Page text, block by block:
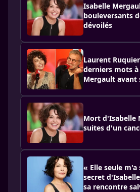
Isabelle
bouleversants
dévoilés
Laurent
derniers mots
Mergault avant
Mort d'Isabelle
suites d'un
« Elle seule m'a
secret
sa rencontre